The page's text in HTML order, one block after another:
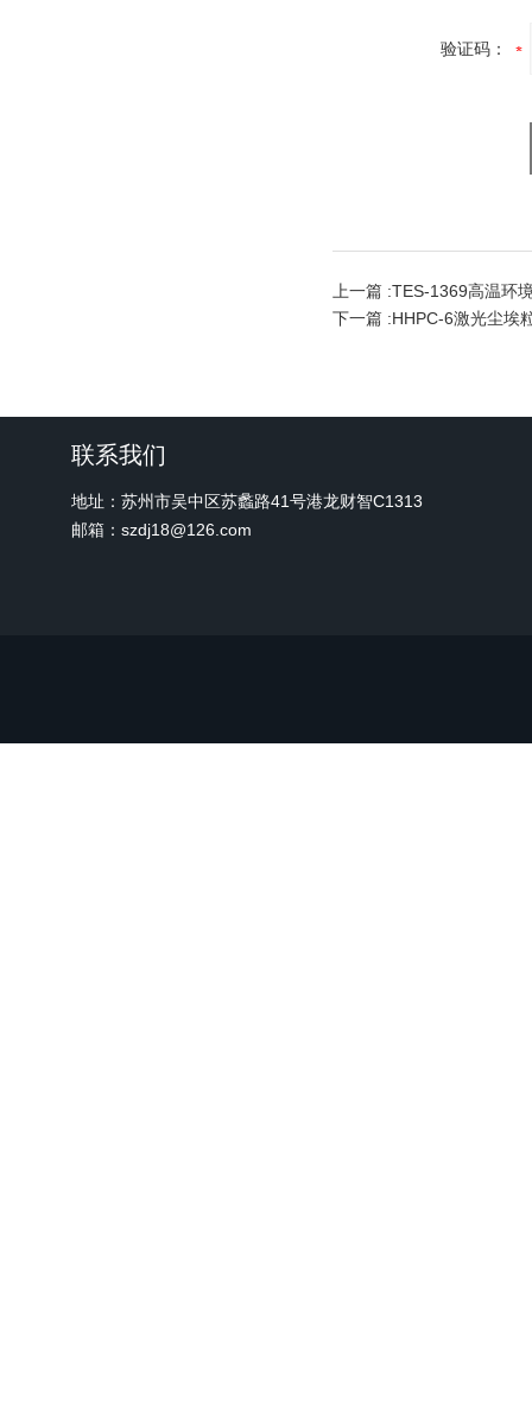
验证码：
上一篇 :TES-1369高温环
下一篇 :HHPC-6激光尘埃
联系我们
地址：苏州市吴中区苏蠡路41号港龙财智C1313
邮箱：szdj18@126.com